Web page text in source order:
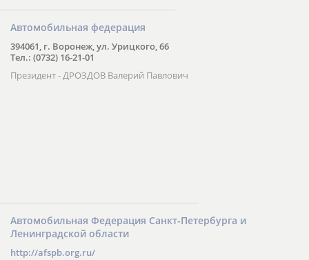
Автомобильная федерация
394061, г. Воронеж, ул. Урицкого, 66
Тел.: (0732) 16-21-01
Президент - ДРОЗДОВ Валерий Павлович
Автомобильная Федерация Санкт-Петербурга и
Ленинградской области
http://afspb.org.ru/